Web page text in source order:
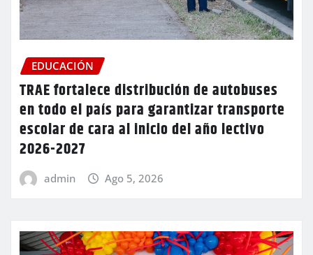
EDUCACIÓN
TRAE fortalece distribución de autobuses
en todo el país para garantizar transporte
escolar de cara al inicio del año lectivo
2026-2027
admin Ago 5, 2026